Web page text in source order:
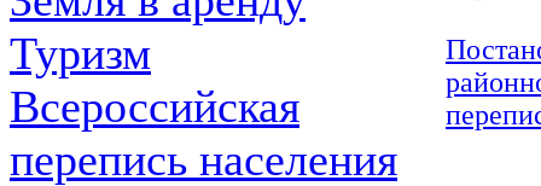
Туризм
Всероссийская
перепись населения